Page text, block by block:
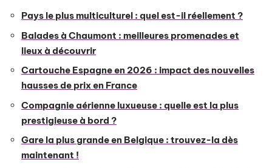
Pays le plus multiculturel : quel est-il réellement ?
Balades à Chaumont : meilleures promenades et
lieux à découvrir
Cartouche Espagne en 2026 : impact des nouvelles
hausses de prix en France
Compagnie aérienne luxueuse : quelle est la plus
prestigieuse à bord ?
Gare la plus grande en Belgique : trouvez-la dès
maintenant !